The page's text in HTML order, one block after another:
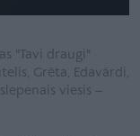
"Tavi draugi"
Grēta, Edavārdi,
viesis –